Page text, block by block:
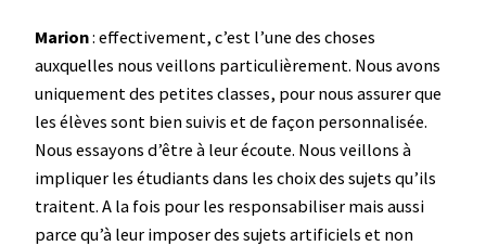
Marion: effectivement, c’est l’une des choses
auxquelles nous veillons particulièrement. Nous avons
uniquement des petites classes, pour nous assurer que
les élèves sont bien suivis et de façon personnalisée.
Nous essayons d’être à leur écoute. Nous veillons à
impliquer les étudiants dans les choix des sujets qu’ils
traitent. A la fois pour les responsabiliser mais aussi
parce qu’à leur imposer des sujets artificiels et non